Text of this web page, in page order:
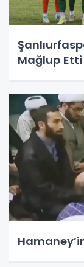
Mağlup Etti